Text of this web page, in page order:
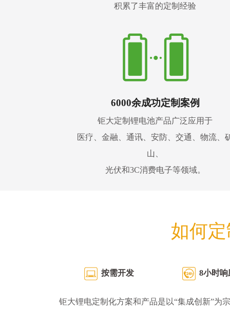
积累了丰富的定制经验
6000余成功定制案例
钜大定制锂电池产品广泛应用于
医疗、金融、通讯、安防、交通、物流、
山、
光伏和3C消费电子等领域。
如何
按需开发 8小时响
钜大锂电定制化方案和产品是以“集成创新”为